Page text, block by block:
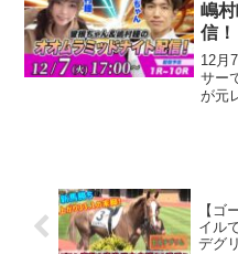
嶋
信！
12月
サー
が元
【ゴ
イル
デグ